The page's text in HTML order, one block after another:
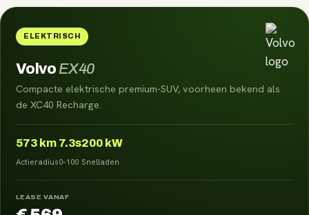
ELEKTRISCH
Volvo EX40
Compacte elektrische premium-SUV, voorheen bekend als
de XC40 Recharge.
573 km
Actieradius
7.3s
0–100
200 kW
Snelladen
LEASE VANAF